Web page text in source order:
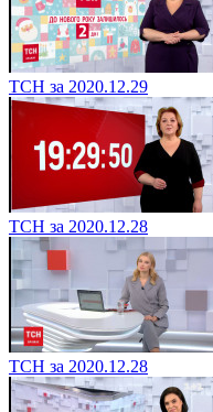
ТСН за 2020.12.29
ТСН за 2020.12.28
ТСН за 2020.12.28